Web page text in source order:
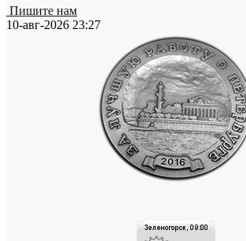
Пишите нам
10-авг-2026 23:27